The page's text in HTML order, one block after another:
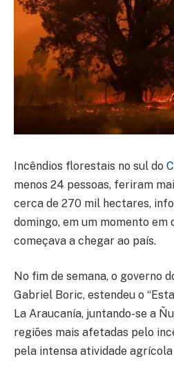
Incêndios florestais no sul do
menos 24 pessoas, feriram
cerca de 270 mil hectares,
domingo, em um momento
começava a chegar ao país.
No fim de semana, o governo
Gabriel Boric, estendeu o
La Araucanía, juntando-se a
regiões mais afetadas pelo
pela intensa atividade